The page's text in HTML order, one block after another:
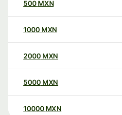
500 MXN
1000 MXN
2000 MXN
5000 MXN
10000 MXN